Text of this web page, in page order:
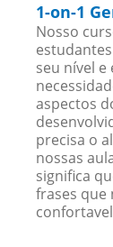
1-on-1
Nosso
seu nível e
aspectos
precisa o
nossas
significa
frases que